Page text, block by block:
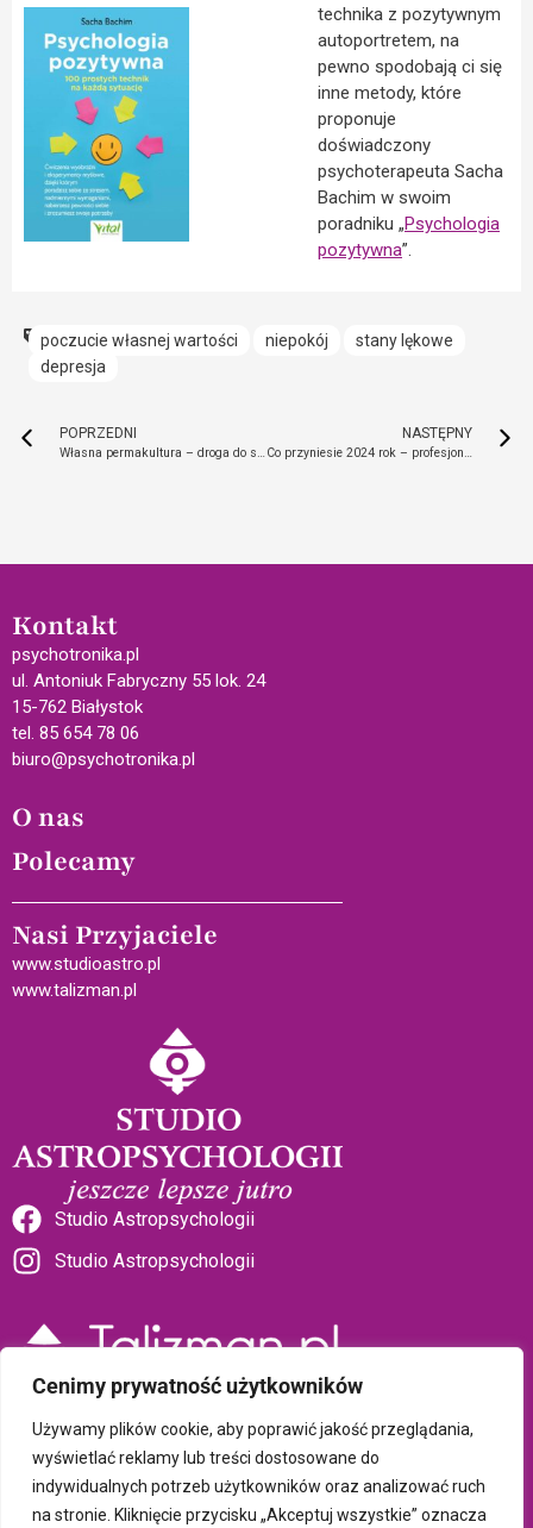
Cenimy prywatność użytkowników
Używamy plików cookie, aby poprawić jakość przeglądania,
wyświetlać reklamy lub treści dostosowane do
indywidualnych potrzeb użytkowników oraz analizować ruch
na stronie. Kliknięcie przycisku „Akceptuj wszystkie” oznacza
technika z pozytywnym
autoportretem, na
pewno spodobają ci się
inne metody, które
proponuje
doświadczony
psychoterapeuta Sacha
Bachim w swoim
poradniku „Psychologia
pozytywna”.
poczucie własnej wartości niepokój
stany lękowe
depresja
POPRZEDNI
Własna permakultura – droga do samowystarczalności i zdrowia
NASTĘPNY
Co przyniesie 2024 rok – profesjonalna analiza astrologiczna
Kontakt
psychotronika.pl
ul. Antoniuk Fabryczny 55 lok. 24
15-762 Białystok
tel. 85 654 78 06
biuro@psychotronika.pl
O nas
Polecamy
Nasi Przyjaciele
www.studioastro.pl
www.talizman.pl
Studio Astropsychologii
Studio Astropsychologii
Sklep Talizman
Polityka prywatności i plików cookie